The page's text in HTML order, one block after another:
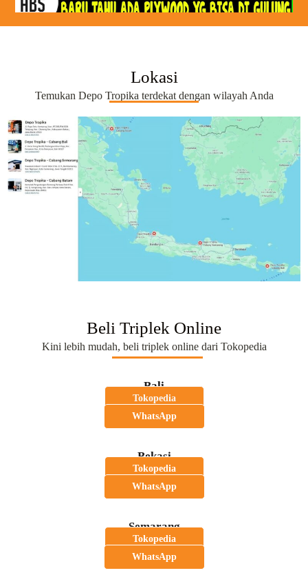
Lokasi
Temukan Depo Tropika terdekat dengan wilayah Anda
Beli Triplek Online
Kini lebih mudah, beli triplek online dari Tokopedia
Bali
Tokopedia
WhatsApp
Bekasi
Tokopedia
WhatsApp
Semarang
Tokopedia
WhatsApp